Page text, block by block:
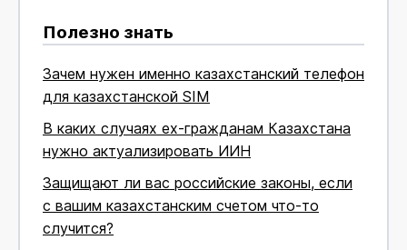
Полезно знать
Зачем нужен именно казахстанский телефон
для казахстанской SIM
В каких случаях ex-гражданам Казахстана
нужно актуализировать ИИН
Защищают ли вас российские законы, если
с вашим казахстанским счетом что-то
случится?